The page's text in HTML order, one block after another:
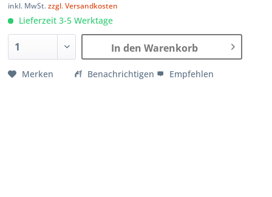
inkl. MwSt.zzgl. Versandkosten
Lieferzeit 3-5 Werktage
In den Warenkorb
Merken Benachrichtigen Empfehlen